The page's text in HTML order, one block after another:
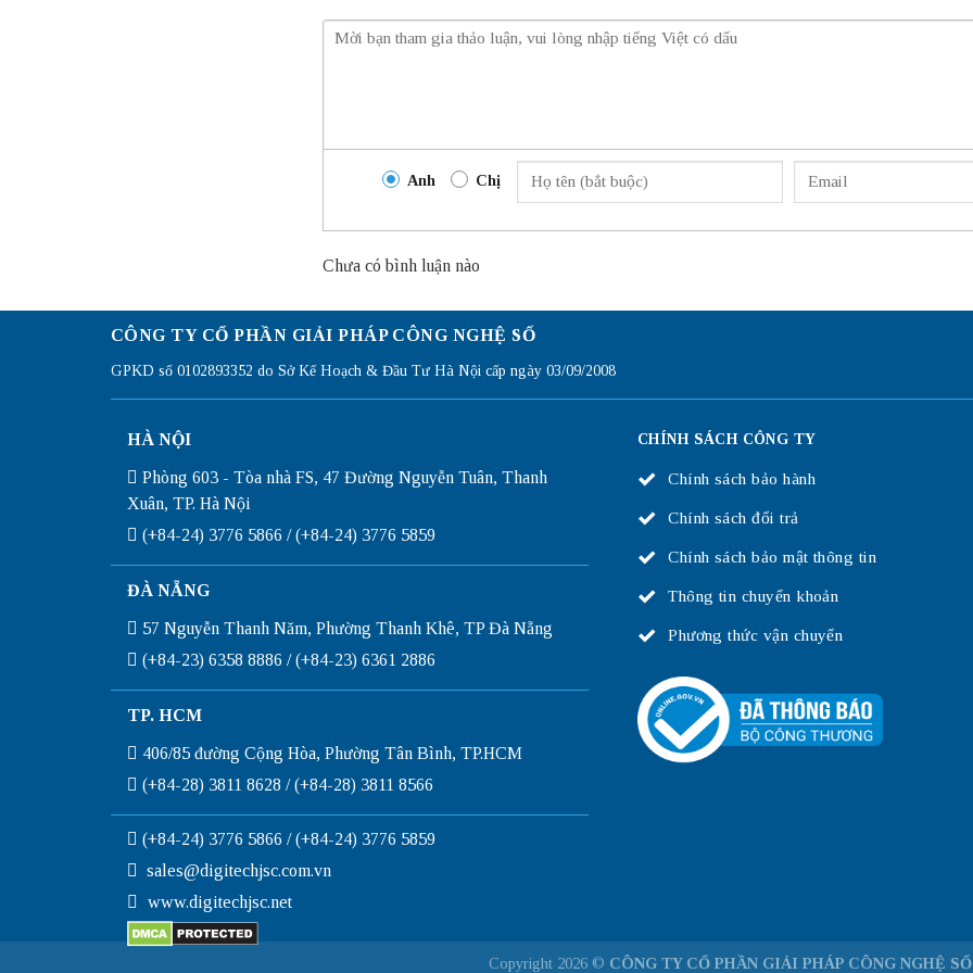
Anh Chị
Chưa có bình luận nào
CÔNG TY CỔ PHẦN GIẢI PHÁP CÔNG NGHỆ SỐ
GPKD số 0102893352 do Sở Kế Hoạch & Đầu Tư Hà Nội cấp ngày 03/09/2008
HÀ NỘI
Phòng 603 - Tòa nhà FS, 47 Đường Nguyễn Tuân, Thanh
Xuân, TP. Hà Nội
(+84-24) 3776 5866 / (+84-24) 3776 5859
ĐÀ NẴNG
57 Nguyễn Thanh Năm, Phường Thanh Khê, TP Đà Nẵng
(+84-23) 6358 8886 / (+84-23) 6361 2886
TP. HCM
406/85 đường Cộng Hòa, Phường Tân Bình, TP.HCM
(+84-28) 3811 8628 / (+84-28) 3811 8566
(+84-24) 3776 5866 / (+84-24) 3776 5859
sales@digitechjsc.com.vn
www.digitechjsc.net
CHÍNH SÁCH CÔNG TY
Chính sách bảo hành
Chính sách đổi trả
Chính sách bảo mật thông tin
Thông tin chuyển khoản
Phương thức vận chuyển
Copyright 2026 © CÔNG TY CỔ PHẦN GIẢI PHÁP CÔNG NGHỆ SỐ